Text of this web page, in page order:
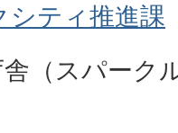
シティ推進課
（スパーク